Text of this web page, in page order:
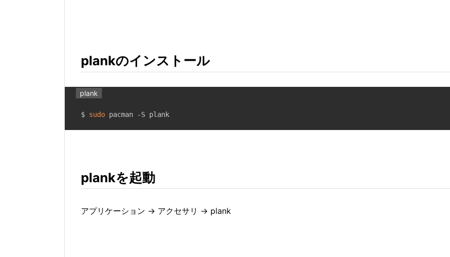
plankのインストール
plank
$ sudo pacman -S plank
plankを起動
アプリケーション → アクセサリ → plank